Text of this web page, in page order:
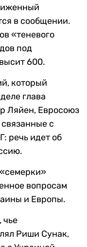
в сообщении.
«теневого
под
600.
который
глава
Ляйен, Евросоюз
с
речь идет об
вопросам
и Европы.
чье
Риши Сунак,